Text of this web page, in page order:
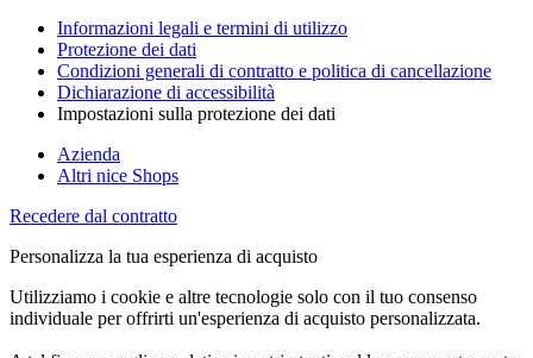
Informazioni legali e termini di utilizzo
Protezione dei dati
Condizioni generali di contratto e politica di cancellazione
Dichiarazione di accessibilità
Impostazioni sulla protezione dei dati
Azienda
Altri nice Shops
Recedere dal contratto
Personalizza la tua esperienza di acquisto
Utilizziamo i cookie e altre tecnologie solo con il tuo consenso
individuale per offrirti un'esperienza di acquisto personalizzata.